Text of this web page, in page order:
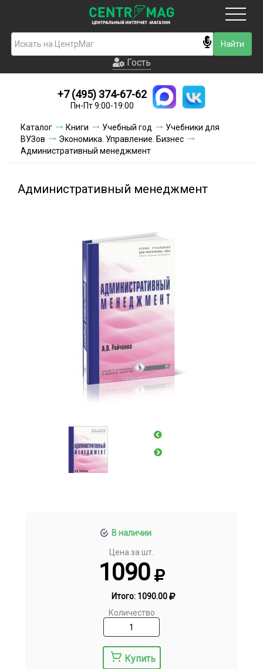
Гость
Новинки
Условия доставки
Условия оплаты
Гость
+7 (495) 374-67-62
Пн-Пт 9:00-19:00
Каталог Книги Учебный год
Учебники для
ВУЗов
Экономика. Управление. Бизнес
Административный менеджмент
Административный менеджмент
В наличии
Цена за шт.
1090
Итого: 1090.00
Количество
Купить